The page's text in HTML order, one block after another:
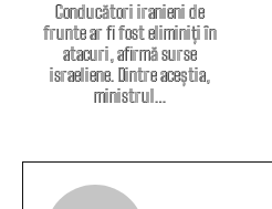
Conducători iranieni de
frunte ar fi fost eliminiți în
atacuri, afirmă surse
israeliene. Dintre aceștia,
ministrul…